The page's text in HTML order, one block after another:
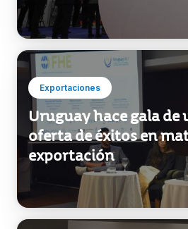
Exportaciones
Uruguay hace gala de
oferta de éxitos en
exportación